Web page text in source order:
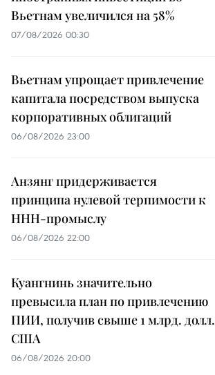
Вьетнам увеличился на 58%
07/08/2026 00:30
Вьетнам упрощает привлечение
капитала посредством выпуска
корпоративных облигаций
06/08/2026 23:00
Анзянг придерживается
принципа нулевой терпимости к
ННН-промыслу
06/08/2026 22:00
Куангнинь значительно
превысила план по привлечению
ПИИ, получив свыше 1 млрд. долл.
США
06/08/2026 20:00